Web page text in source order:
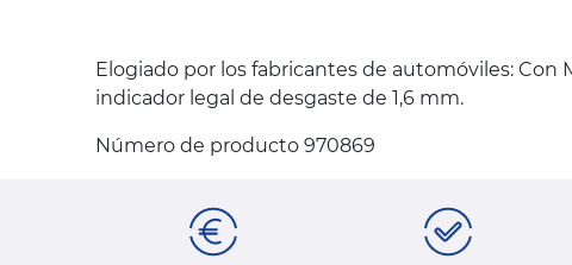
Elogiado por los fabricantes de automóviles:
indicador legal de desgaste de 1,6 mm.
Número de producto 970869